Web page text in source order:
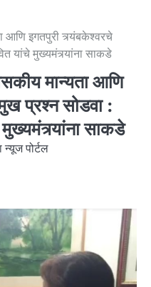
आणि इगतपुरी त्र्यंबकेश्वरचे
यांचे मुख्यमंत्र्यांना साकडे
मान्यता आणि
प्रश्न सोडवा :
साकडे
न्यूज पोर्टल